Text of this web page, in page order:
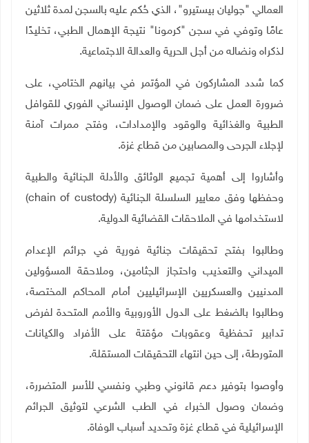
العمالي "جوليان بيستيرو"، الذي حُكم عليه بالسجن لمدة ثلاثين
عامًا وتوفي في سجن "كرمونا" نتيجة الإهمال الطبي، تخليدًا
لذكراه ونضاله من أجل الحرية والعدالة الاجتماعية.
كما شدد المشاركون في المؤتمر في بيانهم الختامي، على
ضرورة العمل على ضمان الوصول الإنساني الفوري للقوافل
الطبية والغذائية والوقود والإمدادات، وفتح ممرات آمنة
لإجلاء الجرحى والمصابين من قطاع غزة.
وأشاروا إلى أهمية تجميع الوثائق والأدلة الجنائية والطبية
وحفظها وفق معايير السلسلة الجنائية (chain of custody
)
لاستخدامها في الملاحقات القضائية الدولية.
وطالبوا بفتح تحقيقات جنائية فورية في جرائم الإعدام
الميداني والتعذيب واحتجاز الجثامين، وملاحقة المسؤولين
المدنيين والعسكريين الإسرائيليين أمام المحاكم المختصة،
وطالبوا بالضغط على الدول الأوروبية والأمم المتحدة لفرض
تدابير تحفظية وعقوبات مؤقتة على الأفراد والكيانات
المتورطة، إلى حين انتهاء التحقيقات المستقلة.
وأوصوا بتوفير دعم قانوني وطبي ونفسي للأسر المتضررة،
وضمان وصول الخبراء في الطب الشرعي لتوثيق الجرائم
الإسرائيلية في قطاع غزة وتحديد أسباب الوفاة.